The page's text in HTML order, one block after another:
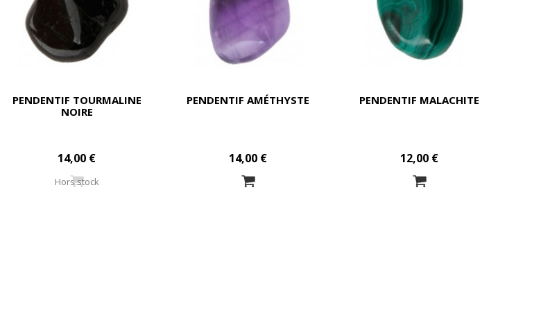
PENDENTIF TOURMALINE
NOIRE
14,00 €
Hors stock
PENDENTIF AMÉTHYSTE
14,00 €
PENDENTIF MALACHITE
12,00 €